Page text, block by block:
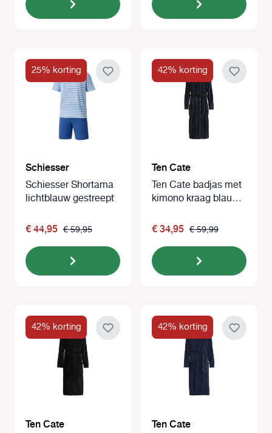
25% korting
Schiesser
Schiesser Shortama
lichtblauw gestreept
€ 44,95 € 59,95
42% korting
Ten Cate
Ten Cate badjas met
kimono kraag blauw
€ 34,95 € 59,99
42% korting
Ten Cate
42% korting
Ten Cate